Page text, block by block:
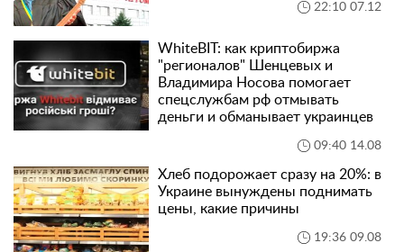
22:10 07.12
WhiteBIT: как криптобиржа
"регионалов" Шенцевых и
Владимира Носова помогает
спецслужбам рф отмывать
деньги и обманывает украинцев
09:40 14.08
Хлеб подорожает сразу на 20%: в
Украине вынуждены поднимать
цены, какие причины
19:36 09.08